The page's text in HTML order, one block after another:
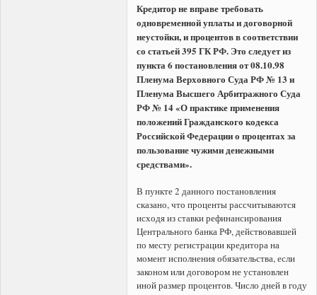
Кредитор не вправе требовать
одновременной уплаты и договорной
неустойки, и процентов в соответствии
со статьей 395 ГК РФ. Это следует из
пункта 6 постановления от 08.10.98
Пленума Верховного Суда РФ № 13 и
Пленума Высшего Арбитражного Суда
РФ № 14 «О практике применения
положений Гражданского кодекса
Российской Федерации о процентах за
пользование чужими денежными
средствами».
В пункте 2 данного постановления
сказано, что проценты рассчитываются
исходя из ставки рефинансирования
Центрального банка РФ, действовавшей
по месту регистрации кредитора на
момент исполнения обязательства, если
законом или договором не установлен
иной размер процентов. Число дней в году